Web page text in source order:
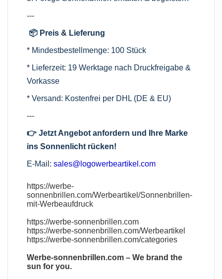
---
📦 Preis & Lieferung
* Mindestbestellmenge: 100 Stück
* Lieferzeit: 19 Werktage nach Druckfreigabe &
Vorkasse
* Versand: Kostenfrei per DHL (DE & EU)
---
👉 Jetzt Angebot anfordern und Ihre Marke
ins Sonnenlicht rücken!
E-Mail:sales@logowerbeartikel.com
https://werbe-
sonnenbrillen.com/Werbeartikel/Sonnenbrillen-
mit-Werbeaufdruck
https://werbe-sonnenbrillen.com
https://werbe-sonnenbrillen.com/Werbeartikel
https://werbe-sonnenbrillen.com/categories
Werbe‑sonnenbrillen.com – We brand the
sun for you.